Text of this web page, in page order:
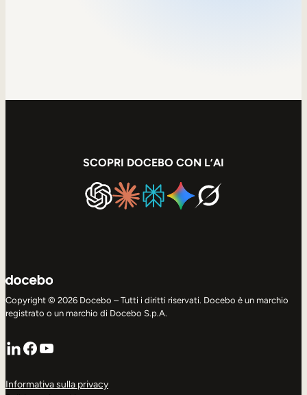
Formazione frontline
Customer Education
Partner Enablement
Upskilling e Reskilling
Mobilità interna
SCOPRI DOCEBO CON L’AI
Copyright © 2026 Docebo – Tutti i diritti riservati. Docebo è un marchio
registrato o un marchio di Docebo S.p.A.
LinkedIn
Facebook
YouTube
Informativa sulla privacy